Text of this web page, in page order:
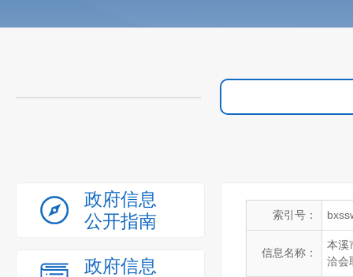
政府信息
公开指南
政府信息
索引号：
信息名称：
本溪
洽会